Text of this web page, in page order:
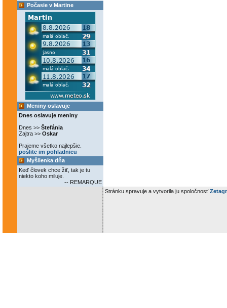
Počasie v Martine
Meniny oslavuje
Dnes oslavuje meniny
Dnes >> Štefánia
Zajtra >> Oskar
Prajeme všetko najlepšie.
pošlite im pohladnicu
Myšlienka dňa
Keď človek chce žiť, tak je tu
niekto koho miluje.
-- REMARQUE
Stránku spravuje a vytvorila ju spoločnosť